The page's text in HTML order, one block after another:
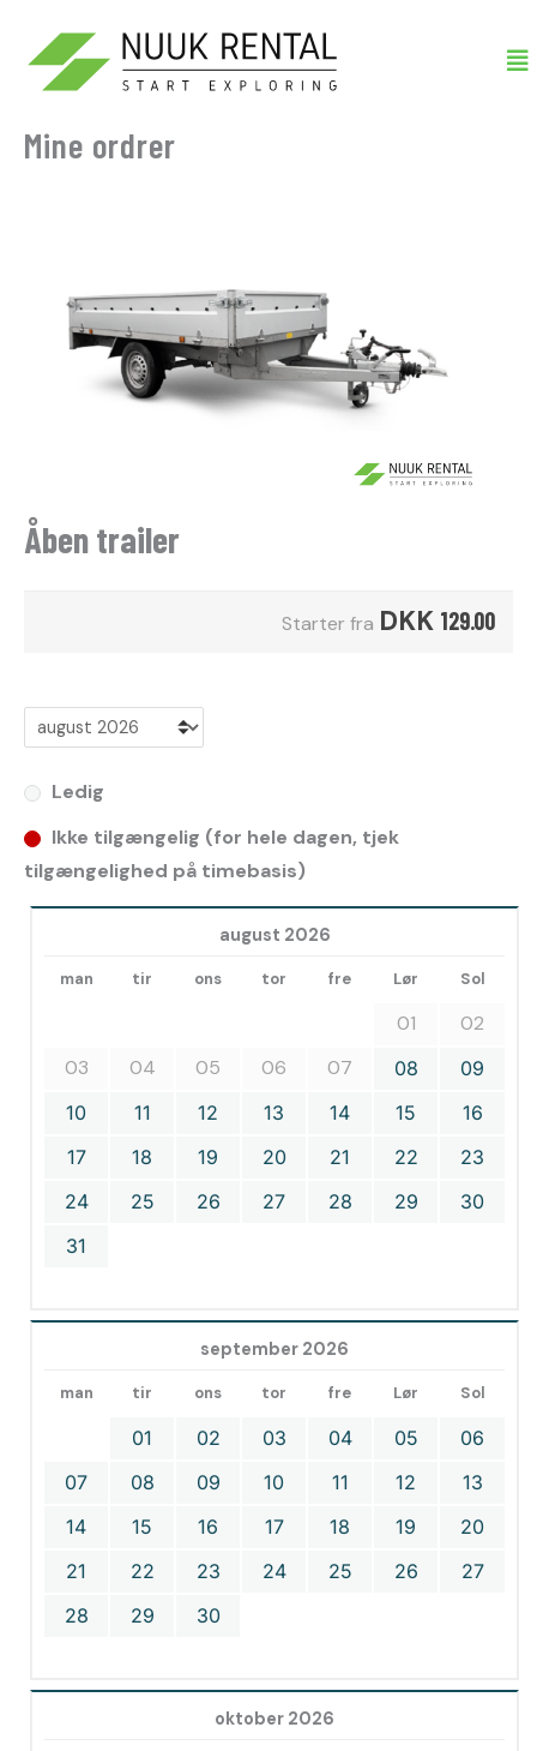
indholdet
Mine ordrer
Åben trailer
Starter fra DKK 129.00
Ledig
Ikke tilgængelig (for hele dagen, tjek
tilgængelighed på timebasis)
august 2026
man tir ons tor fre Lør Sol
01
02
03
04 05 06 07 08
09
10
11 12 13 14 15
16
17
18 19 20 21 22
23
24
25 26 27 28 29
30
31
september 2026
man tir ons tor fre Lør Sol
01 02 03 04 05
06
07
08 09 10 11 12
13
14
15 16 17 18 19
20
21
22 23 24 25 26
27
28
29 30
oktober 2026